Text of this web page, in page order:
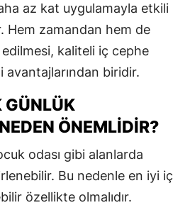
az kat uygulamayla etkili
Hem zamandan hem de
kaliteli iç cephe
avantajlarından biridir.
GÜNLÜK
ÖNEMLIDIR?
odası gibi alanlarda
Bu nedenle en iyi iç
özellikte olmalıdır.